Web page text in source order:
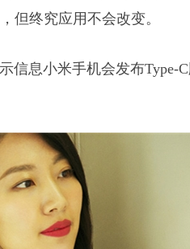
但终究应用不会改变。
信息小米手机会发布Type-